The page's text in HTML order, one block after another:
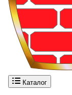
Каталог